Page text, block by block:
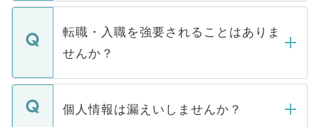
ます。通常、5営業日以内にはご連絡をせて
いただきますので、しばらくお待ちくださ
マイナビDOCTORで取り扱っている求人の
うち約3割は、Webサイトからご覧いただ
けない「非公開求人」です。非公開求人は
下記の理由によって、一般には公開してい
ません。
■応募殺到を避けるため 人気のある医療機
転職・入職を強要されることはありま
せんか？
転職・入職を強要することは一切ありませ
ん。また、仮に応募先から内定をいただい
個人情報は漏えいしませんか？